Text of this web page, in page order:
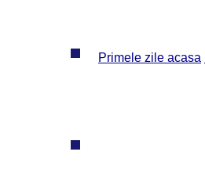
Primele zile acasa